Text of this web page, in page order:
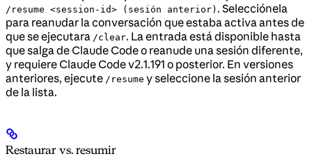
/resume <session-id> (sesión anterior) . Selecciónela
para reanudar la conversación que estaba activa antes de
que se ejecutara /clear. La entrada está disponible hasta
que salga de Claude Code o reanude una sesión diferente,
y requiere Claude Code v2.1.191 o posterior. En versiones
anteriores, ejecute /resume y seleccione la sesión anterior
de la lista.
Restaurar vs. resumir